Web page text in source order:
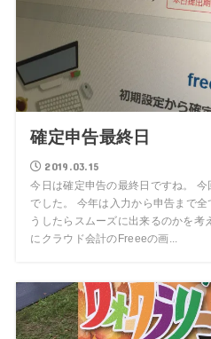
確定申告最終日
2019.03.15
今日は確定申告の最終日ですね。
でした。 今年は入力から申告まで
うしたらスムーズに出来るのかを考
にクラウド会計のFreeeの画...